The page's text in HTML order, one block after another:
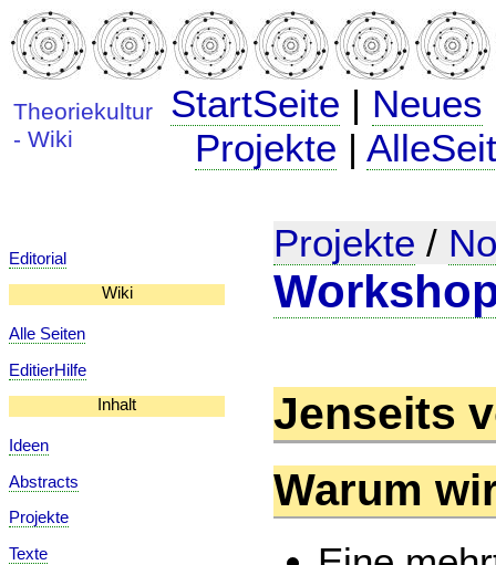
Theoriekultur
- Wiki
StartSeite | Neues
Projekte |
Editorial
Wiki
Alle Seiten
EditierHilfe
Inhalt
Ideen
Abstracts
Projekte
Texte
Projekte /
Jenseits
Warum